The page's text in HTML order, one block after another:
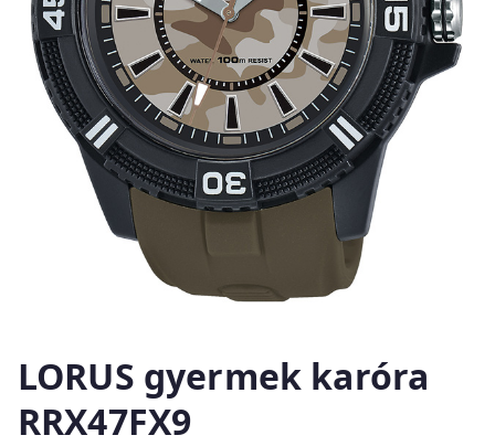
LORUS gyermek karóra
RRX47FX9